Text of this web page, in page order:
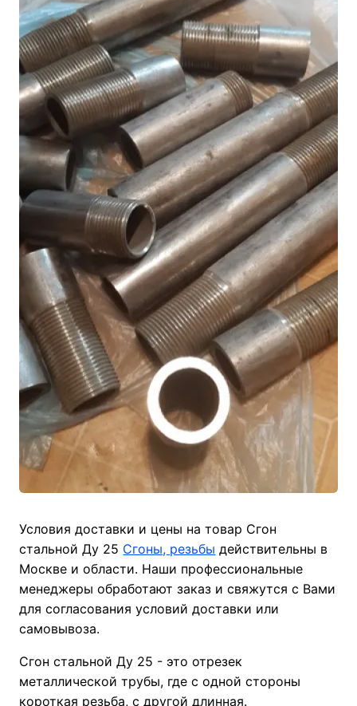
Условия доставки и цены на товар Сгон
стальной Ду 25 Сгоны, резьбы действительны в
Москве и области. Наши профессиональные
менеджеры обработают заказ и свяжутся с Вами
для согласования условий доставки или
самовывоза.
Сгон стальной Ду 25 - это отрезек
металлической трубы, где с одной стороны
короткая резьба, с другой длинная.